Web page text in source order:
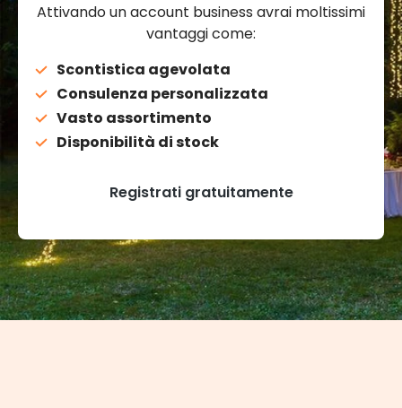
Attivando un account business avrai moltissimi
vantaggi come:
Scontistica agevolata
Consulenza personalizzata
Vasto assortimento
Disponibilità di stock
Registrati gratuitamente